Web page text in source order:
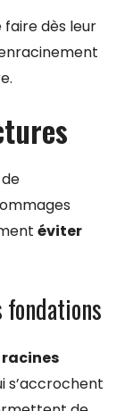
faire dès leur
éviter
s’accrochent